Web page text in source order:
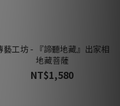
藝工坊 - 『諦聽地藏』出家相
地藏菩薩
NT$1,580